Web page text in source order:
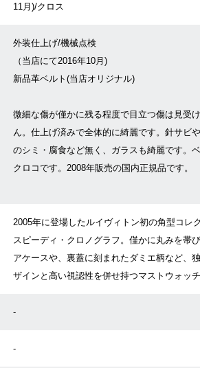
11月)/クロス
外装仕上げ/機械点検
（当店にて2016年10月)
新品革ベルト(当店オリジナル)
微細な傷が僅かに残る程度で目立つ傷は見受
ん。仕上げ済みで全体的に綺麗です。針サビ
のシミ・腐食など無く、ガラスも綺麗です。
クロコです。2008年販売の国内正規品です。
2005年に登場したルイヴィトン初の角型コレク
スピーディ・クロノグラフ。僅かに丸みを帯
アケースや、裏蓋に刻まれたダミエ柄など、
ザインと高い視認性を併せ持つマストウォッチ
-
-